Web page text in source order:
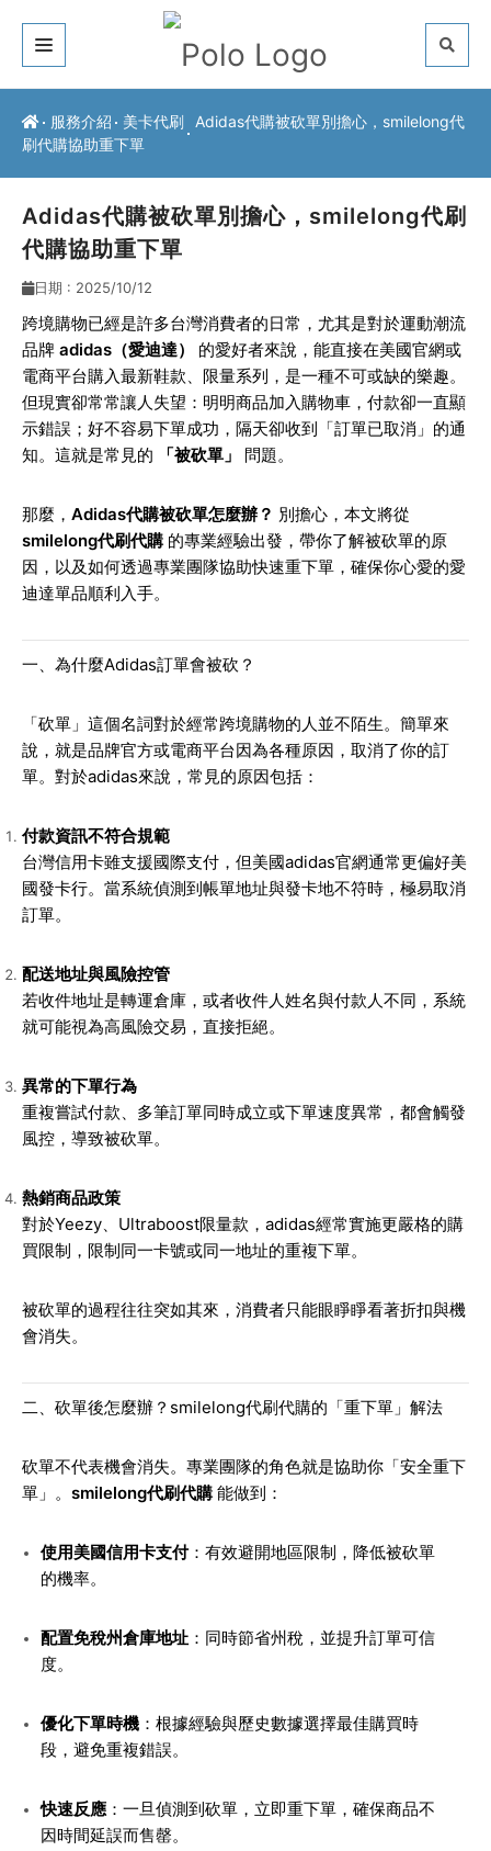
關於我們
服務介紹
常見問題
最新公告
聯絡方式
服務介紹 美卡代刷
Adidas代購被砍單別擔心，smilelong代
刷代購協助重下單
Adidas代購被砍單別擔心，smilelong代刷
代購協助重下單
日期 : 2025/10/12
跨境購物已經是許多台灣消費者的日常，尤其是對於運動潮流
品牌 adidas（愛迪達）
的愛好者來說，能直接在美國官網或
電商平台購入最新鞋款、限量系列，是一種不可或缺的樂趣。
但現實卻常常讓人失望：明明商品加入購物車，付款卻一直顯
示錯誤；好不容易下單成功，隔天卻收到「訂單已取消」的通
知。這就是常見的
「被砍單」 問題。
那麼， Adidas代購被砍單怎麼辦？ 別擔心，本文將從
smilelong代刷代購 的專業經驗出發，帶你了解被砍單的原
因，以及如何透過專業團隊協助快速重下單，確保你心愛的愛
迪達單品順利入手。
一、為什麼Adidas訂單會被砍？
「砍單」這個名詞對於經常跨境購物的人並不陌生。簡單來
說，就是品牌官方或電商平台因為各種原因，取消了你的訂
單。對於adidas來說，常見的原因包括：
付款資訊不符合規範
台灣信用卡雖支援國際支付，但美國adidas官網通常更偏好美
國發卡行。當系統偵測到帳單地址與發卡地不符時，極易取消
訂單。
配送地址與風險控管
若收件地址是轉運倉庫，或者收件人姓名與付款人不同，系統
就可能視為高風險交易，直接拒絕。
異常的下單行為
重複嘗試付款、多筆訂單同時成立或下單速度異常，都會觸發
風控，導致被砍單。
熱銷商品政策
對於Yeezy、Ultraboost限量款，adidas經常實施更嚴格的購
買限制，限制同一卡號或同一地址的重複下單。
被砍單的過程往往突如其來，消費者只能眼睜睜看著折扣與機
會消失。
二、砍單後怎麼辦？smilelong代刷代購的「重下單」解法
砍單不代表機會消失。專業團隊的角色就是協助你「安全重下
單」。 smilelong代刷代購 能做到：
使用美國信用卡支付：有效避開地區限制，降低被砍單
的機率。
配置免稅州倉庫地址：同時節省州稅，並提升訂單可信
度。
優化下單時機：根據經驗與歷史數據選擇最佳購買時
段，避免重複錯誤。
快速反應：一旦偵測到砍單，立即重下單，確保商品不
因時間延誤而售罄。